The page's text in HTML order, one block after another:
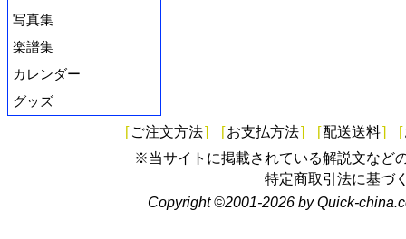
写真集
楽譜集
カレンダー
グッズ
[ ご注文方法] [お支払方法] [配送送料] [
※当サイトに掲載されている解説文など
特定商取引法に基づ
Copyright ©2001-2026 by Quick-